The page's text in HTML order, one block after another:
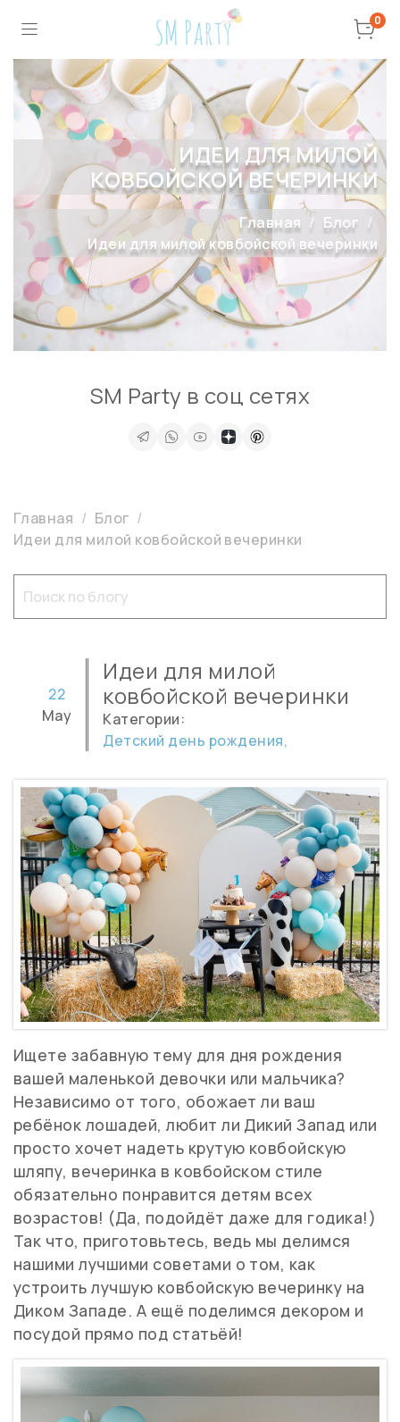
0
ИДЕИ ДЛЯ МИЛОЙ
КОВБОЙСКОЙ ВЕЧЕРИНКИ
Главная
Блог
Идеи для милой ковбойской вечеринки
Главная
Блог
Идеи для милой ковбойской вечеринки
Идеи для милой
ковбойской вечеринки
22
May
Категории:
Детский день рождения,
Ищете забавную тему для дня рождения
вашей маленькой девочки или мальчика?
Независимо от того, обожает ли ваш
ребёнок лошадей, любит ли Дикий Запад или
просто хочет надеть крутую ковбойскую
шляпу, вечеринка в ковбойском стиле
обязательно понравится детям всех
возрастов! (Да, подойдёт даже для годика!)
Так что, приготовьтесь, ведь мы делимся
нашими лучшими советами о том, как
устроить лучшую ковбойскую вечеринку на
Диком Западе. А ещё поделимся декором и
посудой прямо под статьёй!
SM Party в соц сетях